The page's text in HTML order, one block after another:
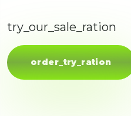
try_our_sale_ration
order_try_ration